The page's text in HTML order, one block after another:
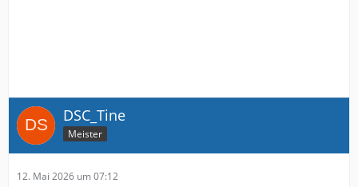
DSC_Tine
Meister
12. Mai 2026 um 07:12